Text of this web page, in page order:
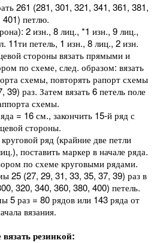
261 (281, 301, 321, 341, 361, 381,
401) петлю.
2 изн., 8 лиц., *1 изн., 9 лиц.,
11ти петель, 1 изн., 8 лиц., 2 изн.
стороны вязать прямыми и
по схеме, след. образом: вязать
схемы, повторять рапорт схемы
раз. Затем вязать 6 петель поле
схемы.
= 16 см., закончить 15-й ряд с
стороны.
ряд (крайние две петли
поставить маркер в начале ряда.
по схеме круговыми рядами.
25 (27, 29, 31, 33, 35, 37, 39) раз в
320, 340, 360, 380, 400) петель.
5 раз = 80 рядов или 143 ряда от
вязания.
вязать резинкой: